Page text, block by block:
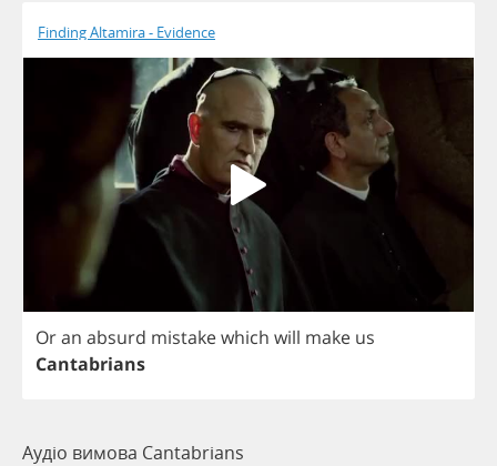
Finding Altamira - Evidence
Oran absurd mistakewhich will make us
Cantabrians
Аудіо вимова Cantabrians